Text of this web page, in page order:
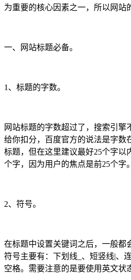
为重要的核心因素之一，所以网站
一、网站标题必备。
1、标题的字数。
网站标题的字数超过了，搜索引擎
给你扣分，百度官方的说法是字数
标题，但在这里建议最好25个字以
个字，因为用户的焦点是前25个字。
2、符号。
在标题中设置关键词之后，一般都
符号主要有：下划线_、短竖线|、
空格。需要注意的是要使用英文状